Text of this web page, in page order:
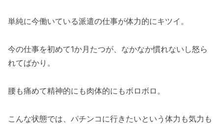
単純に今働いている派遣の仕事が体力的にキツイ。
今の仕事を初めて1か月たつが、なかなか慣れないし怒ら
れてばかり。
腰も痛めて精神的にも肉体的にもボロボロ。
こんな状態では、パチンコに行きたいという体力も気力も